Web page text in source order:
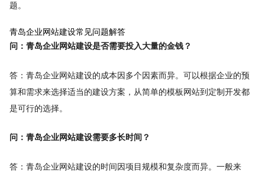
题。
青岛企业网站建设常见问题解答
问：青岛企业网站建设是否需要投入大量的金钱？
答：青岛企业网站建设的成本因多个因素而异。可以根据企业的预
算和需求来选择适当的建设方案，从简单的模板网站到定制开发都
是可行的选择。
问：青岛企业网站建设需要多长时间？
答：青岛企业网站建设的时间因项目规模和复杂度而异。一般来